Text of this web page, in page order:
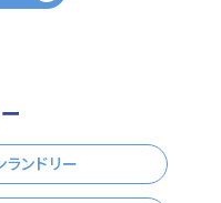
ランドリー